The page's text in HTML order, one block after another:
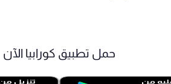
حمل تطبيق كورابيا الآن